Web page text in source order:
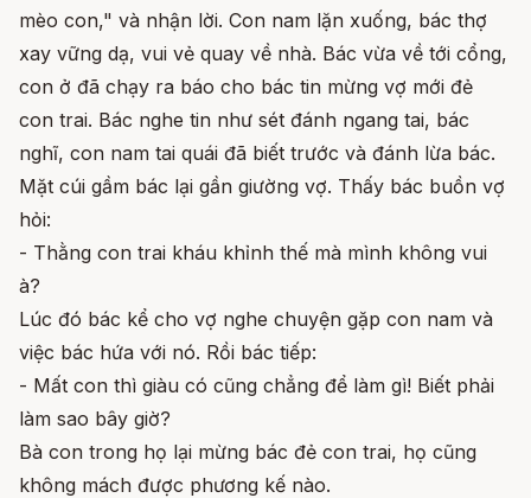
mèo con," và nhận lời. Con nam lặn xuống, bác thợ
xay vững dạ, vui vẻ quay về nhà. Bác vừa về tới cổng,
con ở đã chạy ra báo cho bác tin mừng vợ mới đẻ
con trai. Bác nghe tin như sét đánh ngang tai, bác
nghĩ, con nam tai quái đã biết trước và đánh lừa bác.
Mặt cúi gầm bác lại gần giường vợ. Thấy bác buồn vợ
hỏi:
- Thằng con trai kháu khỉnh thế mà mình không vui
à?
Lúc đó bác kể cho vợ nghe chuyện gặp con nam và
việc bác hứa với nó. Rồi bác tiếp:
- Mất con thì giàu có cũng chẳng để làm gì! Biết phải
làm sao bây giờ?
Bà con trong họ lại mừng bác đẻ con trai, họ cũng
không mách được phương kế nào.